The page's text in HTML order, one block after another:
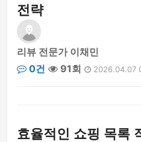
전략
리뷰 전문가 이채민
0건
91회 2026.04.07
효율적인 쇼핑 목록